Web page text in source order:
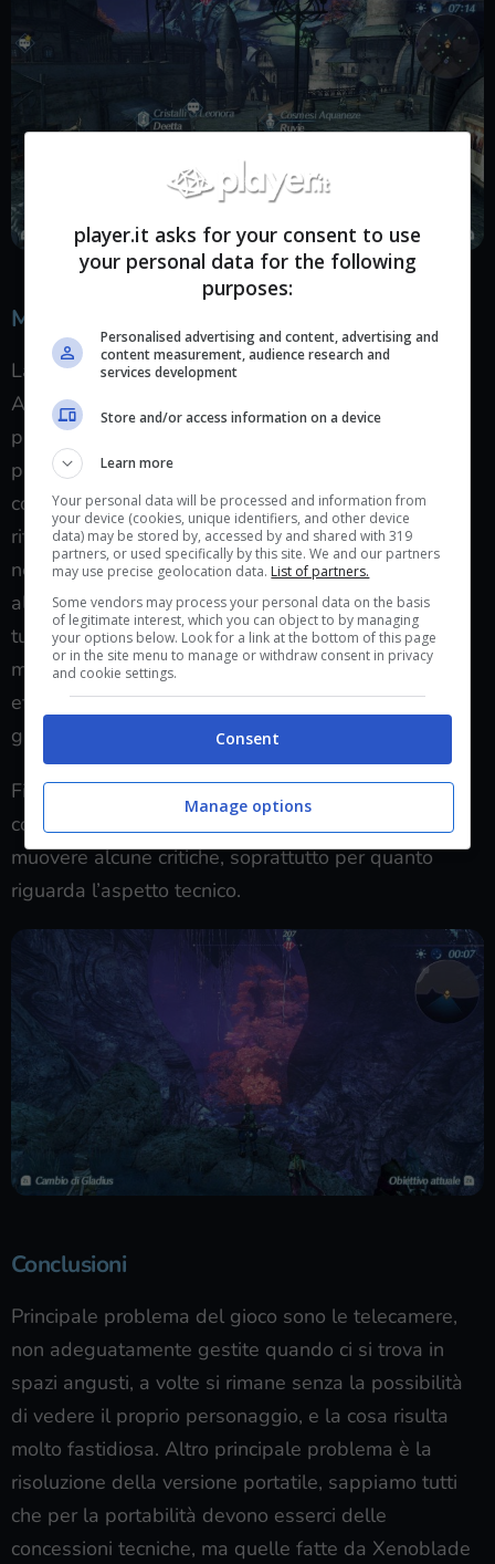
Musiche
La colonna sonora composta da Yasunori Mitsuda,
ACE, Kenji Hiramatsu, e Manami Kiyota è un altro
punto forte del gioco. Abbandonate le scelte
particolari (come il rap o il funky) che avevano
contraddistinto Xenoblade X assistiamo ad un
ritorno alle sonorità che tanti avevano apprezzato
nel primo gioco della saga, e non poteva essere
altrimenti vedendo i nomi coinvolti. Le tracce sono
tutte di ottimo livello e non ci sono stonature. Le
musiche riescono a sottolineare in modo molto
efficace le varie fasi del gioco, risultando un
grandissimo valore aggiunto.
Fin qui tutto bene, ma anche un titolo eccellente
come questo non è perfetto: è possibile infatti
muovere alcune critiche, soprattutto per quanto
riguarda l’aspetto tecnico.
Conclusioni
Principale problema del gioco sono le telecamere,
non adeguatamente gestite quando ci si trova in
spazi angusti, a volte si rimane senza la possibilità
di vedere il proprio personaggio, e la cosa risulta
molto fastidiosa. Altro principale problema è la
risoluzione della versione portatile, sappiamo tutti
che per la portabilità devono esserci delle
concessioni tecniche, ma quelle fatte da Xenoblade
player.it asks for your consent to use
your personal data for the following
purposes:
Personalised advertising and content, advertising and
content measurement, audience research and
services development
Store and/or access information on a device
Learn more
Your personal data will be processed and information from
your device (cookies, unique identifiers, and other device
data) may be stored by, accessed by and shared with 319
partners, or used specifically by this site. We and our partners
may use precise geolocation data. List of partners.
Some vendors may process your personal data on the basis
of legitimate interest, which you can object to by managing
your options below. Look for a link at the bottom of this page
or in the site menu to manage or withdraw consent in privacy
and cookie settings.
Consent
Manage options